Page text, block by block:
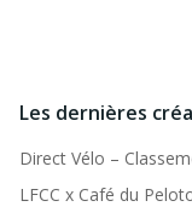
Les dernières
Direct Vélo –
LFCC x Café du